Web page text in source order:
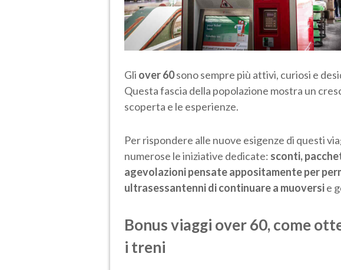
Gli over 60sono sempre più attivi, curiosi e
Questa fascia della popolazione mostra un
scoperta e le esperienze.
Per rispondere alle nuove esigenze di questi
numerose le iniziative dedicate: sconti,
agevolazioni pensate appositamente per
ultrasessantenni di continuare a muoversie
Bonus viaggi over 60, come
i treni